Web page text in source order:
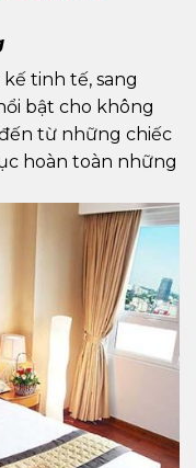
tinh tế, sang
bật cho không
từ những chiếc
hoàn toàn những